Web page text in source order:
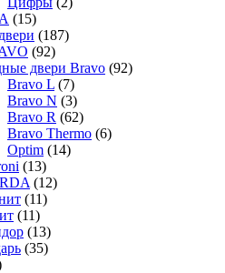
(15)
(187)
(92)
двери Bravo (92)
Bravo L (7)
Bravo N (3)
Bravo R (62)
Bravo Thermo (6)
Optim (14)
(13)
(12)
(11)
(11)
(13)
(35)